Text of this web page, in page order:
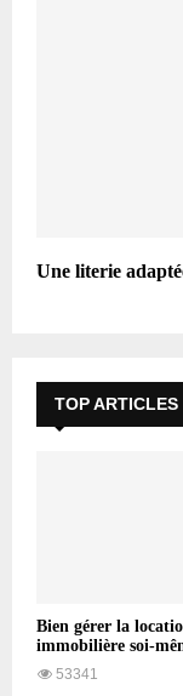
Une literie
TOP ARTICLES
Bien gérer la
immobilière soi-
53341